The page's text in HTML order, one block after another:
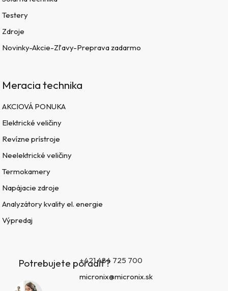
Testery
Zdroje
Novinky-Akcie-Zľavy-Preprava zadarmo
Meracia technika
AKCIOVÁ PONUKA
Elektrické veličiny
Revízne prístroje
Neelektrické veličiny
Termokamery
Napájacie zdroje
Analyzátory kvality el. energie
Výpredaj
Potrebujete poradiť?+421 484 725 700
micronix@micronix.sk